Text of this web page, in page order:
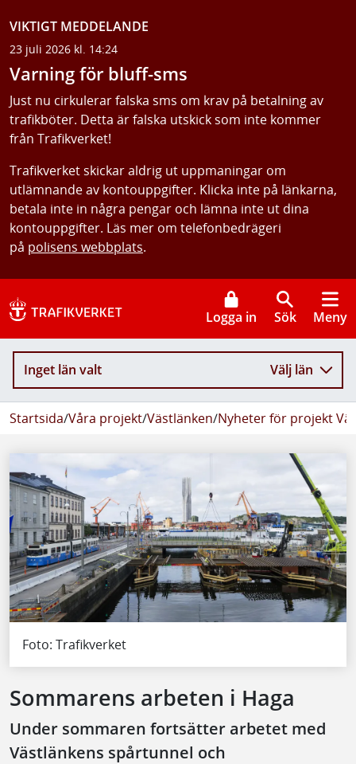
VIKTIGT MEDDELANDE
23 juli 2026 kl. 14:24
Varning för bluff-sms
Just nu cirkulerar falska sms om krav på betalning av
trafikböter. Detta är falska utskick som inte kommer
från Trafikverket!
Trafikverket skickar aldrig ut uppmaningar om
utlämnande av kontouppgifter. Klicka inte på länkarna,
betala inte in några pengar och lämna inte ut dina
kontouppgifter. Läs mer om telefonbedrägeri
på polisens webbplats.
Logga in Sök Meny
Inget län valt Välj län
Startsida/Våra projekt/Västlänken/Nyheter för projekt
Foto: Trafikverket
Sommarens arbeten i Haga
Under sommaren fortsätter arbetet med
Västlänkens spårtunnel och